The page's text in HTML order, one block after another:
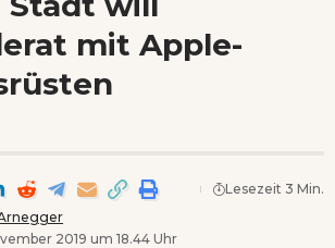
mit Apple-
2019 um 18.44 Uhr
Lesezeit 3 Min.